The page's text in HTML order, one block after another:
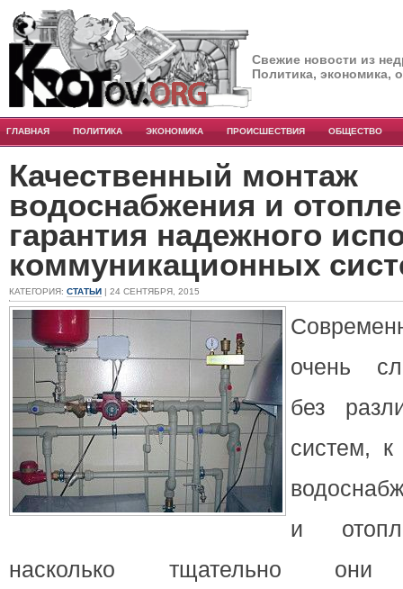
Свежие новости из
Политика, экономика,
ГЛАВНАЯ ПОЛИТИКА ЭКОНОМИКА ПРОИСШЕСТВИЯ ОБЩЕСТВО
Качественный монтаж
водоснабжения и
гарантия надежного
коммуникационных
КАТЕГОРИЯ: СТАТЬИ | 24 СЕНТЯБРЯ, 2015
очень
без
систем, к
и
насколько тщательно